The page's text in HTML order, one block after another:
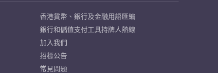
香港貨幣、銀行及金融用語匯編
銀行和儲值支付工具持牌人熱線
加入我們
招標公告
常見問題